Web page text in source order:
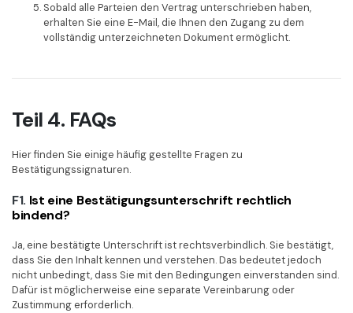
Sobald alle Parteien den Vertrag unterschrieben haben,
erhalten Sie eine E-Mail, die Ihnen den Zugang zu dem
vollständig unterzeichneten Dokument ermöglicht.
Teil 4. FAQs
Hier finden Sie einige häufig gestellte Fragen zu
Bestätigungssignaturen.
F1. Ist eine Bestätigungsunterschrift rechtlich
bindend?
Ja, eine bestätigte Unterschrift ist rechtsverbindlich. Sie bestätigt,
dass Sie den Inhalt kennen und verstehen. Das bedeutet jedoch
nicht unbedingt, dass Sie mit den Bedingungen einverstanden sind.
Dafür ist möglicherweise eine separate Vereinbarung oder
Zustimmung erforderlich.